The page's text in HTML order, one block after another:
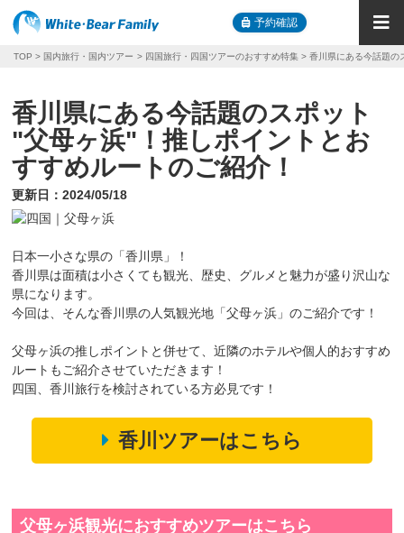
予約確認
月～金曜日 10:00～17:00
土・日・祝日 休業
TOP 国内旅行・国内ツアー 四国旅行・四国ツアーのおすすめ特集 香川県にある今話題の
香川県にある今話題のスポット
"父母ヶ浜"！推しポイントとお
すすめルートのご紹介！
更新日：2024/05/18
日本一小さな県の「香川県」！
香川県は面積は小さくても観光、歴史、グルメと魅力が盛り沢山な
県になります。
今回は、そんな香川県の人気観光地「父母ヶ浜」のご紹介です！
父母ヶ浜の推しポイントと併せて、近隣のホテルや個人的おすすめ
ルートもご紹介させていただきます！
四国、香川旅行を検討されている方必見です！
香川ツアーはこちら
父母ヶ浜観光におすすめツアーはこちら